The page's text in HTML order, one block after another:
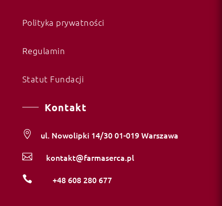
Polityka prywatności
Regulamin
Statut Fundacji
Kontakt
 ul. Nowolipki 14/30 01-019 Warszawa
 kontakt@farmaserca.pl
 +48 608 280 677